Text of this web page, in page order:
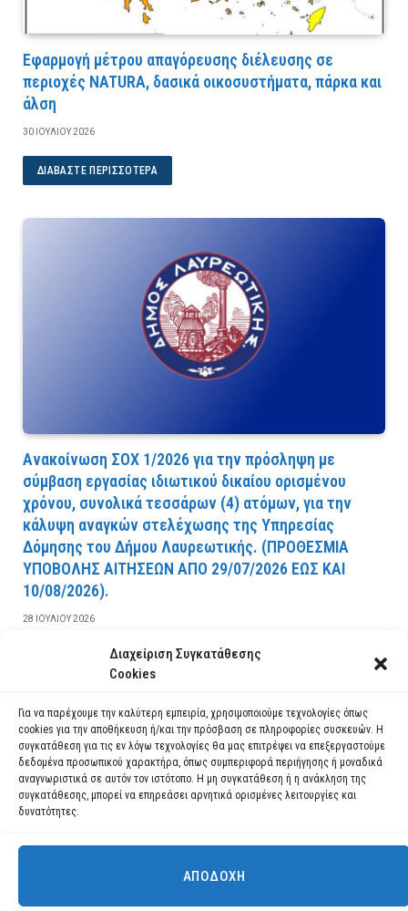
Διαχείριση Συγκατάθεσης
Cookies
Για να παρέχουμε την καλύτερη εμπειρία, χρησιμοποιούμε τεχνολογίες όπως
cookies για την αποθήκευση ή/και την πρόσβαση σε πληροφορίες συσκευών. Η
συγκατάθεση για τις εν λόγω τεχνολογίες θα μας επιτρέψει να επεξεργαστούμε
δεδομένα προσωπικού χαρακτήρα, όπως συμπεριφορά περιήγησης ή μοναδικά
αναγνωριστικά σε αυτόν τον ιστότοπο. Η μη συγκατάθεση ή η ανάκληση της
συγκατάθεσης, μπορεί να επηρεάσει αρνητικά ορισμένες λειτουργίες και
δυνατότητες.
ΑΠΟΔΟΧΉ
Εφαρμογή μέτρου απαγόρευσης διέλευσης σε
περιοχές NATURA, δασικά οικοσυστήματα, πάρκα και
άλση
30 ΙΟΥΛΊΟΥ 2026
ΔΙΑΒΆΣΤΕ ΠΕΡΙΣΣΌΤΕΡΑ
Ανακοίνωση ΣΟΧ 1/2026 για την πρόσληψη με
σύμβαση εργασίας ιδιωτικού δικαίου ορισμένου
χρόνου, συνολικά τεσσάρων (4) ατόμων, για την
κάλυψη αναγκών στελέχωσης της Υπηρεσίας
Δόμησης του Δήμου Λαυρεωτικής. (ΠPOΘEΣMIA
YΠOBOΛHΣ AITHΣEΩN AΠO 29/07/2026 EΩΣ KAI
10/08/2026).
28 ΙΟΥΛΊΟΥ 2026
ΔΙΑΒΆΣΤΕ ΠΕΡΙΣΣΌΤΕΡΑ
Χρησιμοποιούμε cookies για να σας προσφέρουμε τη βέλτιστη εμπειρία
πλοήγησης στον ιστότοπό μας.